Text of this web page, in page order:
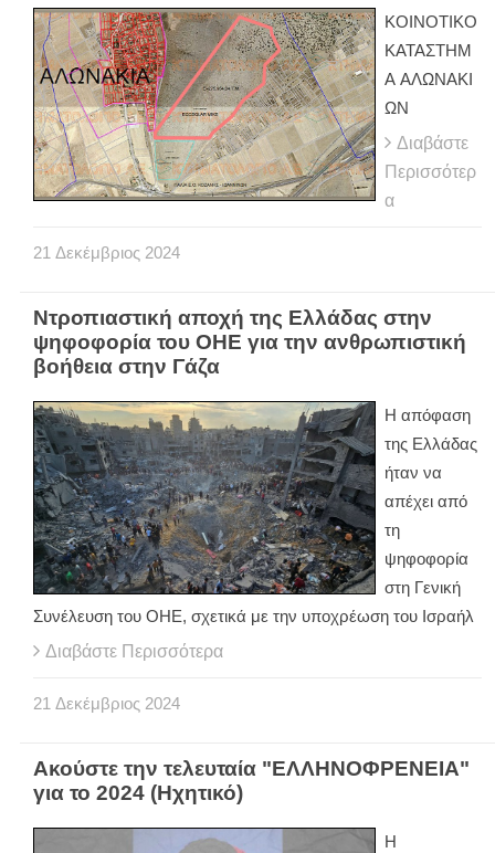
ΚΟΙΝΟΤΙΚΟ
ΚΑΤΑΣΤΗΜ
Α ΑΛΩΝΑΚΙ
ΩΝ
Διαβάστε
Περισσότερ
α
21 Δεκέμβριος 2024
Ντροπιαστική αποχή της Ελλάδας στην
ψηφοφορία του ΟΗΕ για την ανθρωπιστική
βοήθεια στην Γάζα
Η απόφαση
της Ελλάδας
ήταν να
απέχει από
τη
ψηφοφορία
στη Γενική
Συνέλευση του ΟΗΕ, σχετικά με την υποχρέωση του Ισραήλ
Διαβάστε Περισσότερα
21 Δεκέμβριος 2024
Ακούστε την τελευταία "ΕΛΛΗΝΟΦΡΕΝΕΙΑ"
για το 2024 (Ηχητικό)
Η